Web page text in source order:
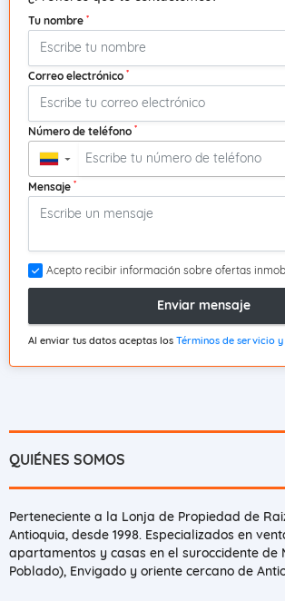
Tu nombre *
Correo electrónico *
Número de teléfono *
▼
Mensaje *
Acepto recibir información sobre ofertas
Enviar mensaje
Al enviar tus datos aceptas los Términos de servicio
QUIÉNES SOMOS
Perteneciente a la Lonja de Propiedad de
Antioquia, desde 1998. Especializados en
apartamentos y casas en el suroccidente de
Poblado), Envigado y oriente cercano de